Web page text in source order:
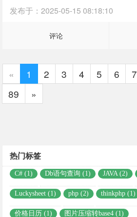
发布于： 2025-05-15 08:18:10
评论
« 1 2 3 4 5 6 7
89
»
热门标签
C# (1) Db语句查询 (1) JAVA (2)
Luckysheet (1) php (2) thinkphp (1)
价格日历 (1) 图片压缩转base4 (1)